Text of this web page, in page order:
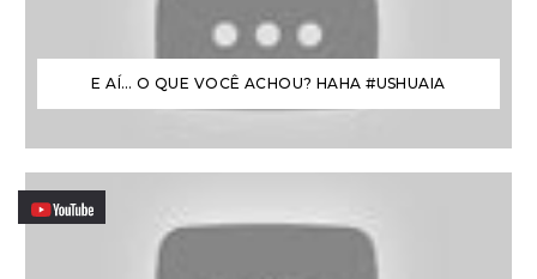
E AÍ… O QUE VOCÊ ACHOU? HAHA #USHUAIA